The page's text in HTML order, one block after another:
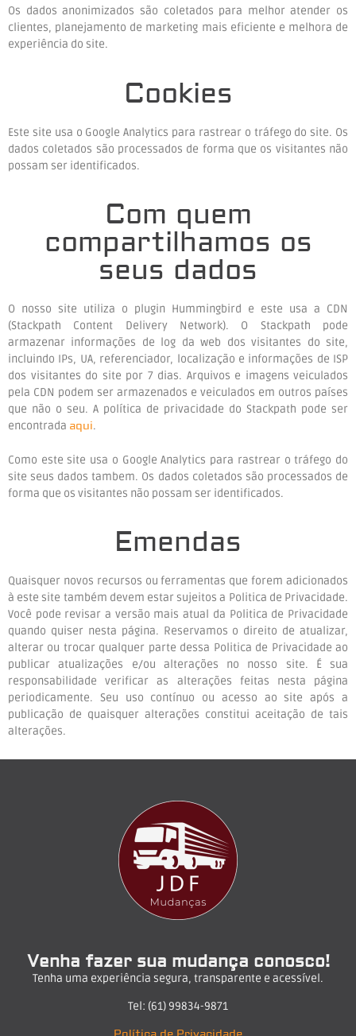
Os dados anonimizados são coletados para melhor atender os
clientes, planejamento de marketing mais eficiente e melhora de
experiência do site.
Cookies
Este site usa o Google Analytics para rastrear o tráfego do site. Os
dados coletados são processados ​​de forma que os visitantes não
possam ser identificados.
Com quem
compartilhamos os
seus dados
O nosso site utiliza o plugin Hummingbird e este usa a CDN
(Stackpath Content Delivery Network). O Stackpath pode
armazenar informações de log da web dos visitantes do site,
incluindo IPs, UA, referenciador, localização e informações de ISP
dos visitantes do site por 7 dias. Arquivos e imagens veiculados
pela CDN podem ser armazenados e veiculados em outros países
que não o seu. A política de privacidade do Stackpath pode ser
encontrada aqui.
Como este site usa o Google Analytics para rastrear o tráfego do
site seus dados tambem. Os dados coletados são processados ​​de
forma que os visitantes não possam ser identificados.
Emendas
Quaisquer novos recursos ou ferramentas que forem adicionados
à este site também devem estar sujeitos a Politica de Privacidade.
Você pode revisar a versão mais atual da Politica de Privacidade
quando quiser nesta página. Reservamos o direito de atualizar,
alterar ou trocar qualquer parte dessa Politica de Privacidade ao
publicar atualizações e/ou alterações no nosso site. É sua
responsabilidade verificar as alterações feitas nesta página
periodicamente. Seu uso contínuo ou acesso ao site após a
publicação de quaisquer alterações constitui aceitação de tais
alterações.
Venha fazer sua mudança conosco!
Tenha uma experiência segura, transparente e acessível.
Tel: (61) 99834-9871